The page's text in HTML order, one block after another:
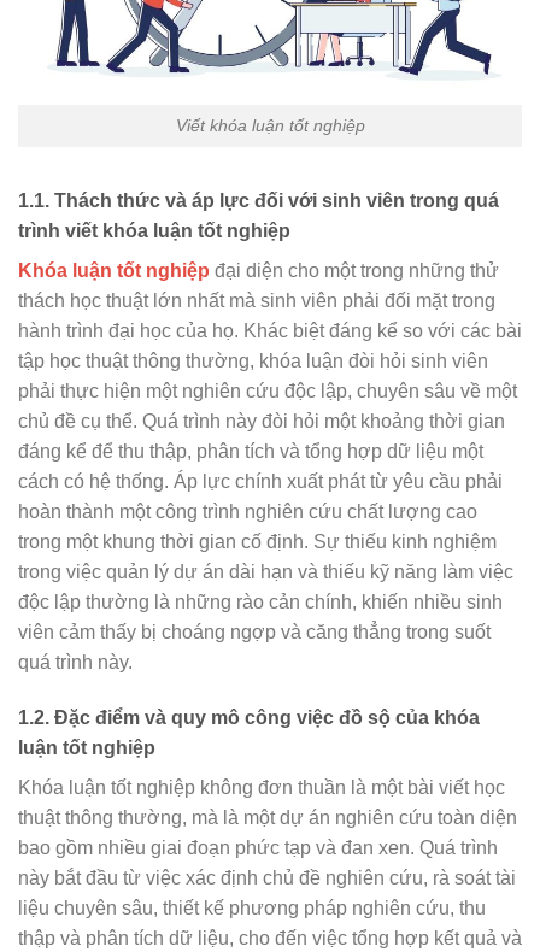
Viết khóa luận tốt nghiệp
1.1. Thách thức và áp lực đối với sinh viên trong quá
trình viết khóa luận tốt nghiệp
Khóa luận tốt nghiệp đại diện cho một trong những thử
thách học thuật lớn nhất mà sinh viên phải đối mặt trong
hành trình đại học của họ. Khác biệt đáng kể so với các bài
tập học thuật thông thường, khóa luận đòi hỏi sinh viên
phải thực hiện một nghiên cứu độc lập, chuyên sâu về một
chủ đề cụ thể. Quá trình này đòi hỏi một khoảng thời gian
đáng kể để thu thập, phân tích và tổng hợp dữ liệu một
cách có hệ thống. Áp lực chính xuất phát từ yêu cầu phải
hoàn thành một công trình nghiên cứu chất lượng cao
trong một khung thời gian cố định. Sự thiếu kinh nghiệm
trong việc quản lý dự án dài hạn và thiếu kỹ năng làm việc
độc lập thường là những rào cản chính, khiến nhiều sinh
viên cảm thấy bị choáng ngợp và căng thẳng trong suốt
quá trình này.
1.2. Đặc điểm và quy mô công việc đồ sộ của khóa
luận tốt nghiệp
Khóa luận tốt nghiệp không đơn thuần là một bài viết học
thuật thông thường, mà là một dự án nghiên cứu toàn diện
bao gồm nhiều giai đoạn phức tạp và đan xen. Quá trình
này bắt đầu từ việc xác định chủ đề nghiên cứu, rà soát tài
liệu chuyên sâu, thiết kế phương pháp nghiên cứu, thu
thập và phân tích dữ liệu, cho đến việc tổng hợp kết quả và